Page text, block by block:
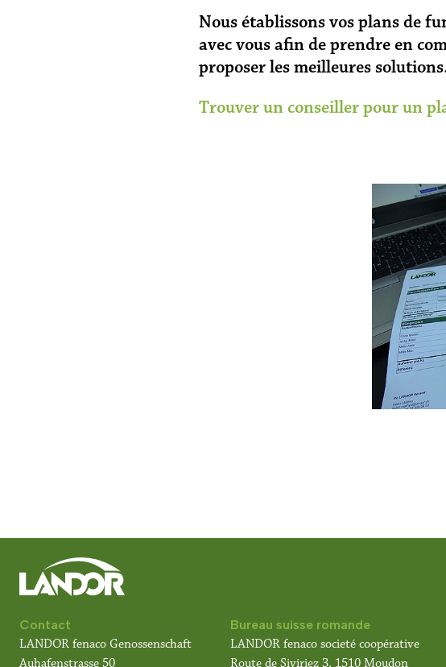
Nous établissons vos plans de
avec vous afin de prendre en
proposer les meilleures
Trouver un conseiller pour un
Contact
LANDOR fenaco Genossenschaft
Auhafenstrasse 50
Bureau suisse romande
LANDOR fenaco societé coopérative
Route de Siviriez 3, 1510 Moudon